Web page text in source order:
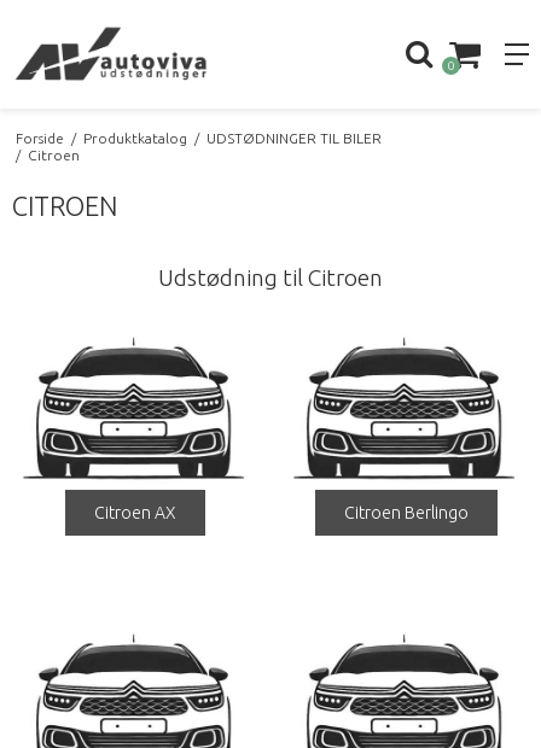
0
Forside / Produktkatalog / UDSTØDNINGER TIL BILER
/ Citroen
CITROEN
Udstødning til Citroen
Citroen AX Citroen Berlingo